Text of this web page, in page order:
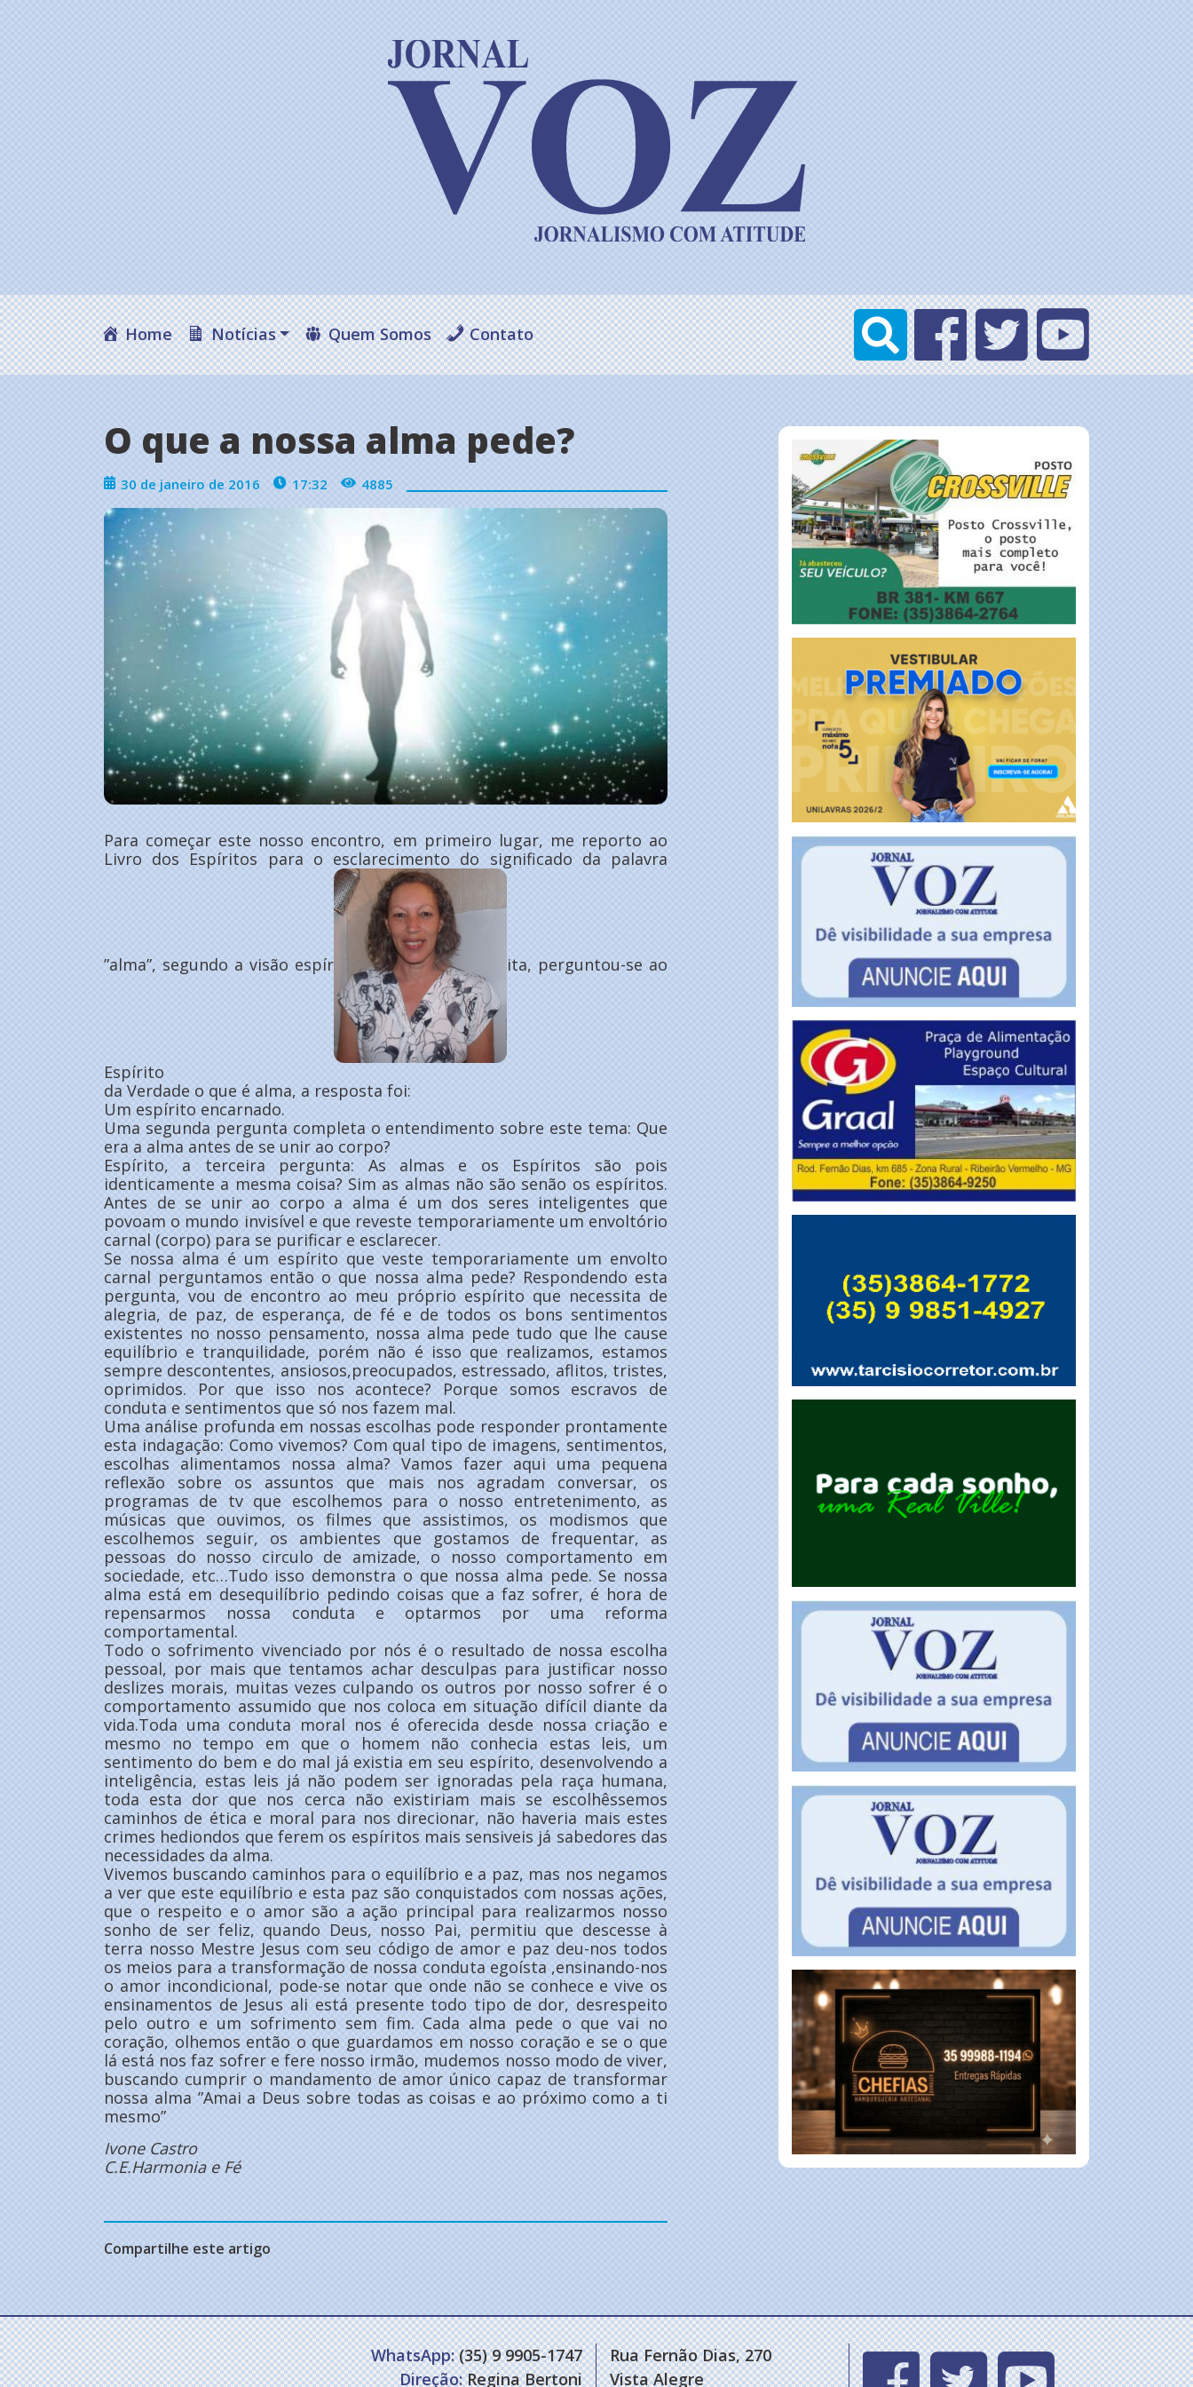
Home Notícias Quem Somos Contato
O que a nossa alma pede?
30 de janeiro de 2016 17:32 4885
Para começar este nosso encontro, em primeiro lugar, me reporto ao
Livro dos Espíritos para o esclarecimento do significado da palavra
”alma”, segundo a visão espír ita, perguntou-se ao
Espírito
da Verdade o que é alma, a resposta foi:
Um espírito encarnado.
Uma segunda pergunta completa o entendimento sobre este tema: Que
era a alma antes de se unir ao corpo?
Espírito, a terceira pergunta: As almas e os Espíritos são pois
identicamente a mesma coisa? Sim as almas não são senão os espíritos.
Antes de se unir ao corpo a alma é um dos seres inteligentes que
povoam o mundo invisível e que reveste temporariamente um envoltório
carnal (corpo) para se purificar e esclarecer.
Se nossa alma é um espírito que veste temporariamente um envolto
carnal perguntamos então o que nossa alma pede? Respondendo esta
pergunta, vou de encontro ao meu próprio espírito que necessita de
alegria, de paz, de esperança, de fé e de todos os bons sentimentos
existentes no nosso pensamento, nossa alma pede tudo que lhe cause
equilíbrio e tranquilidade, porém não é isso que realizamos, estamos
sempre descontentes, ansiosos,preocupados, estressado, aflitos, tristes,
oprimidos. Por que isso nos acontece? Porque somos escravos de
conduta e sentimentos que só nos fazem mal.
Uma análise profunda em nossas escolhas pode responder prontamente
esta indagação: Como vivemos? Com qual tipo de imagens, sentimentos,
escolhas alimentamos nossa alma? Vamos fazer aqui uma pequena
reflexão sobre os assuntos que mais nos agradam conversar, os
programas de tv que escolhemos para o nosso entretenimento, as
músicas que ouvimos, os filmes que assistimos, os modismos que
escolhemos seguir, os ambientes que gostamos de frequentar, as
pessoas do nosso circulo de amizade, o nosso comportamento em
sociedade, etc…Tudo isso demonstra o que nossa alma pede. Se nossa
alma está em desequilíbrio pedindo coisas que a faz sofrer, é hora de
repensarmos nossa conduta e optarmos por uma reforma
comportamental.
Todo o sofrimento vivenciado por nós é o resultado de nossa escolha
pessoal, por mais que tentamos achar desculpas para justificar nosso
deslizes morais, muitas vezes culpando os outros por nosso sofrer é o
comportamento assumido que nos coloca em situação difícil diante da
vida.Toda uma conduta moral nos é oferecida desde nossa criação e
mesmo no tempo em que o homem não conhecia estas leis, um
sentimento do bem e do mal já existia em seu espírito, desenvolvendo a
inteligência, estas leis já não podem ser ignoradas pela raça humana,
toda esta dor que nos cerca não existiriam mais se escolhêssemos
caminhos de ética e moral para nos direcionar, não haveria mais estes
crimes hediondos que ferem os espíritos mais sensiveis já sabedores das
necessidades da alma.
Vivemos buscando caminhos para o equilíbrio e a paz, mas nos negamos
a ver que este equilíbrio e esta paz são conquistados com nossas ações,
que o respeito e o amor são a ação principal para realizarmos nosso
sonho de ser feliz, quando Deus, nosso Pai, permitiu que descesse à
terra nosso Mestre Jesus com seu código de amor e paz deu-nos todos
os meios para a transformação de nossa conduta egoísta ,ensinando-nos
o amor incondicional, pode-se notar que onde não se conhece e vive os
ensinamentos de Jesus ali está presente todo tipo de dor, desrespeito
pelo outro e um sofrimento sem fim. Cada alma pede o que vai no
coração, olhemos então o que guardamos em nosso coração e se o que
lá está nos faz sofrer e fere nosso irmão, mudemos nosso modo de viver,
buscando cumprir o mandamento de amor único capaz de transformar
nossa alma ”Amai a Deus sobre todas as coisas e ao próximo como a ti
mesmo”
Ivone Castro
C.E.Harmonia e Fé
Compartilhe este artigo
WhatsApp:(35) 9 9905-1747
Direção:Regina Bertoni
Rua Fernão Dias, 270
Vista Alegre